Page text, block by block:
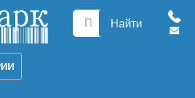
Найти